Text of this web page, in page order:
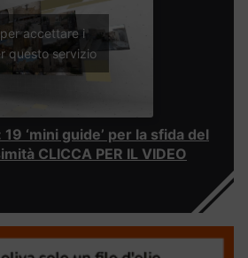
accettare i
questo servizio
‘mini guide’ per la sfida del
CLICCA PER IL VIDEO